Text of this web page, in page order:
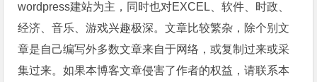
wordpress建站为主，同时也对EXCEL、软件、时政、
经济、音乐、游戏兴趣极深。文章比较繁杂，除个别文
章是自己编写外多数文章来自于网络，或复制过来或采
集过来。如果本博客文章侵害了作者的权益，请联系本